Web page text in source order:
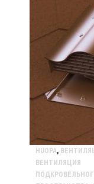
HUOPA,
ВЕНТИЛЯЦИЯ